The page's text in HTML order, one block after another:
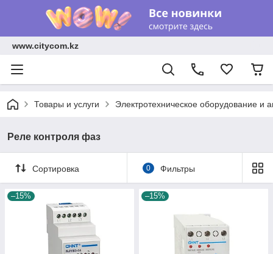
www.citycom.kz
Товары и услуги Электротехническое оборудование и
Реле контроля фаз
Сортировка 0 Фильтры
–15% –15%